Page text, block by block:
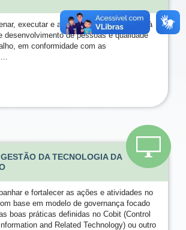
executar e avaliar as ações relativas à
desenvolvimento de pessoas e qualidade
em conformidade com as
DA TECNOLOGIA DA
e fortalecer as ações e atividades no
base em modelo de governança focado
boas práticas definidas no Cobit (Control
and Related Technology) ou outro